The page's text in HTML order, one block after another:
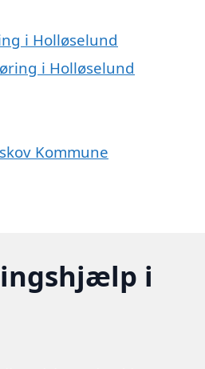
i Holløselund
i Holløselund
Kommune
i